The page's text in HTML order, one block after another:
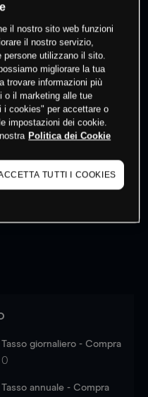
per vedere gli ultimi
latest market data
Tasso giornaliero - Compra
0
Tasso annuale - Compra
il nostro sito web funzioni
il nostro servizio,
persone utilizzano il sito.
migliorare la tua
trovare informazioni più
o il marketing alle tue
i cookies" per accettare o
impostazioni dei cookie.
Politica dei Cookie
TUTTI I COOKIES